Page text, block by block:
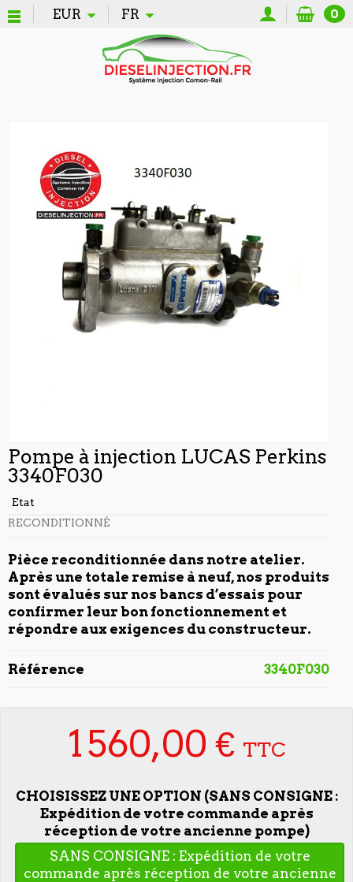
EUR FR 0
Pompe à injection LUCAS Perkins
3340F030
Etat
RECONDITIONNÉ
Pièce reconditionnée dans notre atelier.
Après une totale remise à neuf, nos produits
sont évalués sur nos bancs d’essais pour
confirmer leur bon fonctionnement et
répondre aux exigences du constructeur.
Référence 3340F030
1 560,00 € TTC
CHOISISSEZ UNE OPTION (SANS CONSIGNE :
Expédition de votre commande après
réception de votre ancienne pompe)
SANS CONSIGNE : Expédition de votre
commande après réception de votre ancienne